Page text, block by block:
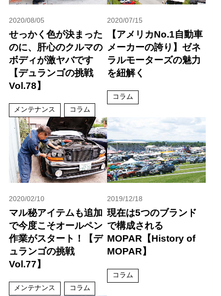
2020/08/05
せっかく色が決まった
のに、肝心のクルマの
ボディが激ヤバです
【デュランゴの挑戦
Vol.78】
メンテナンス コラム
2020/07/15
【アメリカNo.1自動車
メーカーの誇り】ゼネ
ラルモーターズの魅力
を紐解く
コラム
2020/02/10
マル秘アイテムも追加
で今度こそオールペン
作業がスタート！【デ
ュランゴの挑戦
Vol.77】
メンテナンス コラム
2019/12/18
現在は5つのブランド
で構成される
MOPAR【History of
MOPAR】
コラム